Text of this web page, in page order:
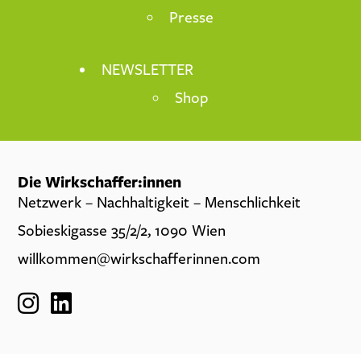
Presse
NEWSLETTER
Shop
Die Wirkschaffer:innen
Netzwerk – Nachhaltigkeit – Menschlichkeit
Sobieskigasse 35/2/2, 1090 Wien
willkommen@wirkschafferinnen.com